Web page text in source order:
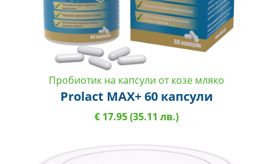
Пробиотик на капсули от козе мляко
Prolact MAX+ 60 капсули
€ 17.95 (35.11 лв.)